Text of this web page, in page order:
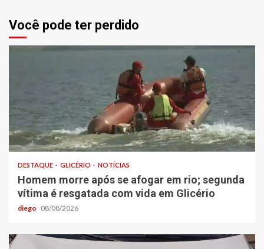
Você pode ter perdido
DESTAQUE GLICÉRIO NOTÍCIAS
Homem morre após se afogar em rio; segunda
vítima é resgatada com vida em Glicério
diego 08/08/2026